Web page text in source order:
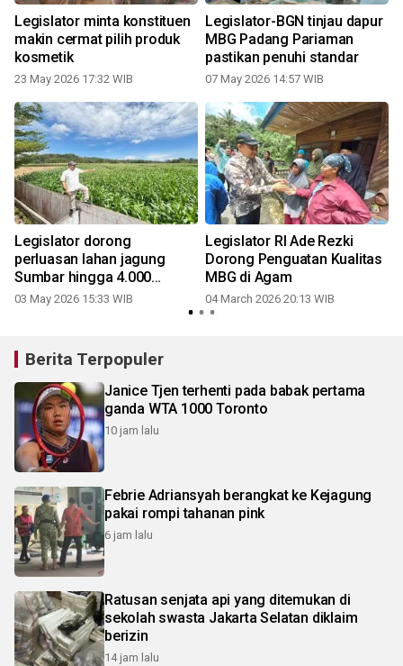
Legislator minta konstituen
makin cermat pilih produk
kosmetik
23 May 2026 17:32 WIB
Legislator-BGN tinjau dapur
MBG Padang Pariaman
pastikan penuhi standar
07 May 2026 14:57 WIB
Legislator dorong
perluasan lahan jagung
Sumbar hingga 4.000
Hektare di 2026
03 May 2026 15:33 WIB
Legislator RI Ade Rezki
Dorong Penguatan Kualitas
MBG di Agam
04 March 2026 20:13 WIB
Berita Terpopuler
Janice Tjen terhenti pada babak pertama
ganda WTA 1000 Toronto
10 jam lalu
Febrie Adriansyah berangkat ke Kejagung
pakai rompi tahanan pink
6 jam lalu
Ratusan senjata api yang ditemukan di
sekolah swasta Jakarta Selatan diklaim
berizin
14 jam lalu